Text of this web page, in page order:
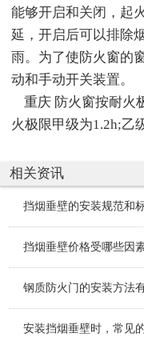
能够开启和关闭，起
延，开启后可以排除
雨。为了使防火窗的
动和手动开关装置。
重庆 防火窗按耐火
火极限甲级为1.2h;乙
相关资讯
挡烟垂壁的安装规范和
挡烟垂壁价格受哪些因
钢质防火门的安装方法
安装挡烟垂壁时，常见